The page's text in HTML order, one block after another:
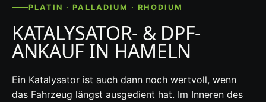
PLATIN · PALLADIUM · RHODIUM
KATALYSATOR- & DPF-
ANKAUF IN HAMELN
Ein Katalysator ist auch dann noch wertvoll, wenn
das Fahrzeug längst ausgedient hat. Im Inneren des